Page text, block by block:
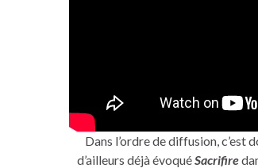
Dans l’ordre de diffusion, c’est
d’ailleurs déjà évoquéSacrifire